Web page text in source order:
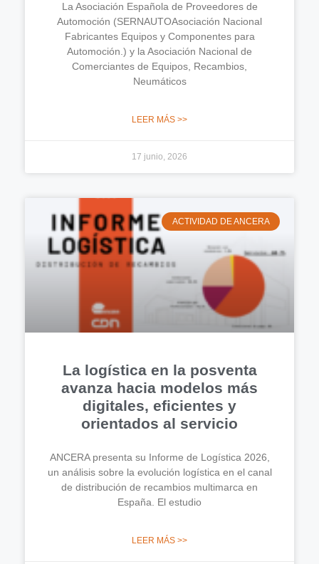
La Asociación Española de Proveedores de
Automoción (SERNAUTOAsociación Nacional
Fabricantes Equipos y Componentes para
Automoción.) y la Asociación Nacional de
Comerciantes de Equipos, Recambios,
Neumáticos
LEER MÁS >>
17 junio, 2026
ACTIVIDAD DE ANCERA
La logística en la posventa
avanza hacia modelos más
digitales, eficientes y
orientados al servicio
ANCERA presenta su Informe de Logística 2026,
un análisis sobre la evolución logística en el canal
de distribución de recambios multimarca en
España. El estudio
LEER MÁS >>